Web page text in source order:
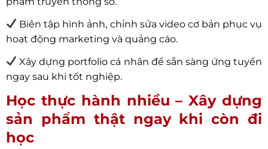
Biên tập hình ảnh, chỉnh sửa video cơ bản phục vụ
hoạt động marketing và quảng cáo.
Xây dựng portfolio cá nhân để sẵn sàng ứng tuyển
ngay sau khi tốt nghiệp.
Học thực hành nhiều – Xây dựng
sản phẩm thật ngay khi còn đi
học